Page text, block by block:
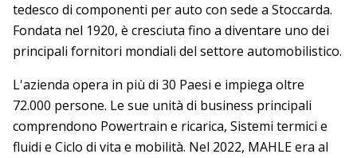
tedesco di componenti per auto con sede a Stoccarda.
Fondata nel 1920, è cresciuta fino a diventare uno dei
principali fornitori mondiali del settore automobilistico.
L'azienda opera in più di 30 Paesi e impiega oltre
72.000 persone. Le sue unità di business principali
comprendono Powertrain e ricarica, Sistemi termici e
fluidi e Ciclo di vita e mobilità. Nel 2022, MAHLE era al